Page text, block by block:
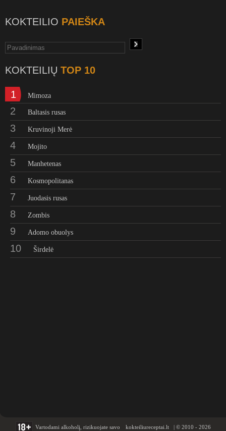
KOKTEILIO PAIEŠKA
KOKTEILIŲ TOP 10
1 Mimoza
2 Baltasis rusas
3 Kruvinoji Merė
4 Mojito
5 Manhetenas
6 Kosmopolitanas
7 Juodasis rusas
8 Zombis
9 Adomo obuolys
10 Širdelė
kokteiliureceptai.lt | © 2010 - 2026
Vartodami alkoholį, rizikuojate savo